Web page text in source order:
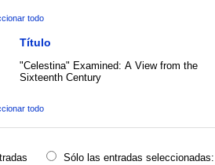
todo
Título
"Celestina" Examined: A View from the
Sixteenth Century
todo
Sólo las entradas seleccionadas: